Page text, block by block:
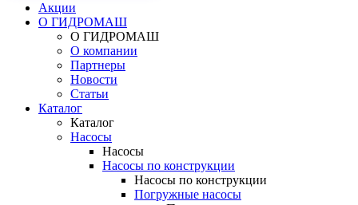
Акции
О ГИДРОМАШ
О ГИДРОМАШ
О компании
Партнеры
Новости
Статьи
Каталог
Каталог
Насосы
Насосы
Насосы по конструкции
Насосы по конструкции
Погружные насосы